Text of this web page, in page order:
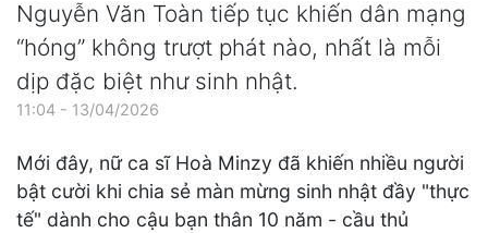
Nguyễn Văn Toàn tiếp tục khiến dân mạng
“hóng” không trượt phát nào, nhất là mỗi
dịp đặc biệt như sinh nhật.
11:04 - 13/04/2026
Mới đây, nữ ca sĩ Hoà Minzy đã khiến nhiều người
bật cười khi chia sẻ màn mừng sinh nhật đầy "thực
tế" dành cho cậu bạn thân 10 năm - cầu thủ